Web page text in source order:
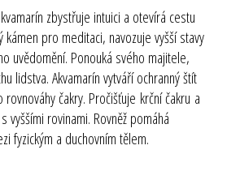
zbystřuje intuici a otevírá cestu
kámen pro meditaci, navozuje vyšší stavy
uvědomění. Ponouká svého majitele,
lidstva. Akvamarín vytváří ochranný štít
čakry. Pročišťuje krční čakru a
vyššími rovinami. Rovněž pomáhá
fyzickým a duchovním tělem.